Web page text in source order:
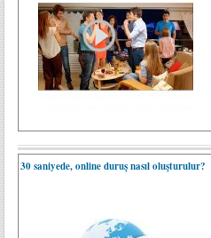
30 saniyede, online duruş nasıl oluşturulur?